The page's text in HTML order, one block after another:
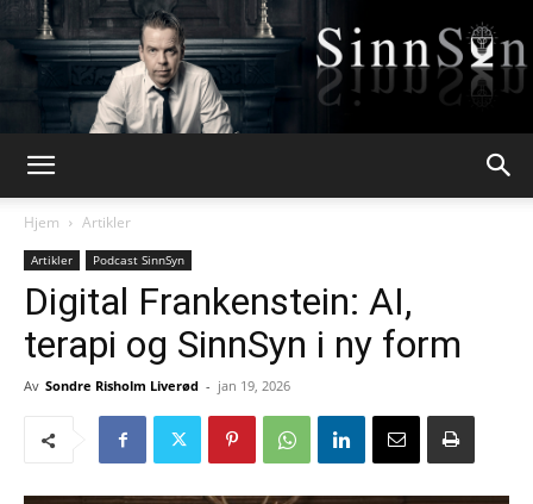
Hjem
Artikler
Artikler Podcast SinnSyn
Digital Frankenstein: AI,
terapi og SinnSyn i ny form
Av Sondre Risholm Liverød - jan 19, 2026